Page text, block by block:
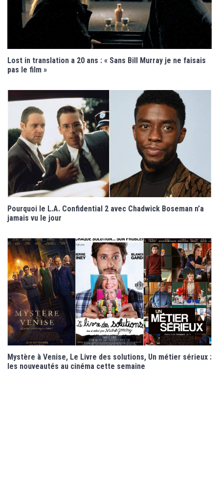
Lost in translation a 20 ans : « Sans Bill Murray je ne faisais
pas le film »
Pourquoi le L.A. Confidential 2 avec Chadwick Boseman n’a
jamais vu le jour
Mystère à Venise, Le Livre des solutions, Un métier sérieux :
les nouveautés au cinéma cette semaine